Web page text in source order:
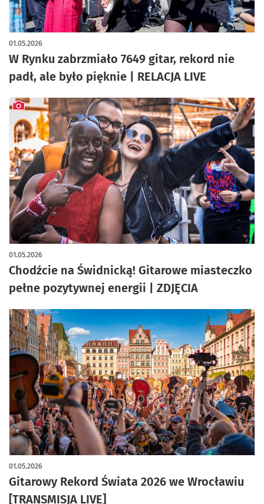
W Rynku zabrzmiało 7649 gitar, rekord nie
padł, ale było pięknie | RELACJA LIVE
01.05.2026
artykuł z galerią zdjęć
Chodźcie na Świdnicką! Gitarowe miasteczko
pełne pozytywnej energii | ZDJĘCIA
01.05.2026
artykuł z galerią zdjęć
Gitarowy Rekord Świata 2026 we Wrocławiu
[TRANSMISJA LIVE]
01.05.2026